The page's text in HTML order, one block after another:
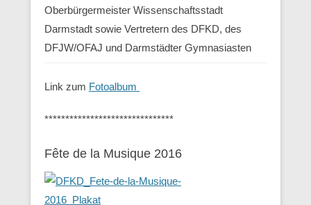
Oberbürgermeister Wissenschaftsstadt
Darmstadt sowie Vertretern des DFKD, des
DFJW/OFAJ und Darmstädter Gymnasiasten
Link zum Fotoalbum
*******************************
Fête de la Musique 2016